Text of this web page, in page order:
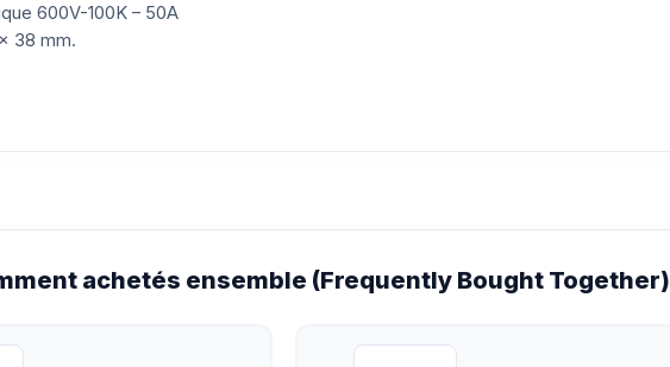
600V-100K – 50A
38 mm.
achetés ensemble (Frequently Bought Together)